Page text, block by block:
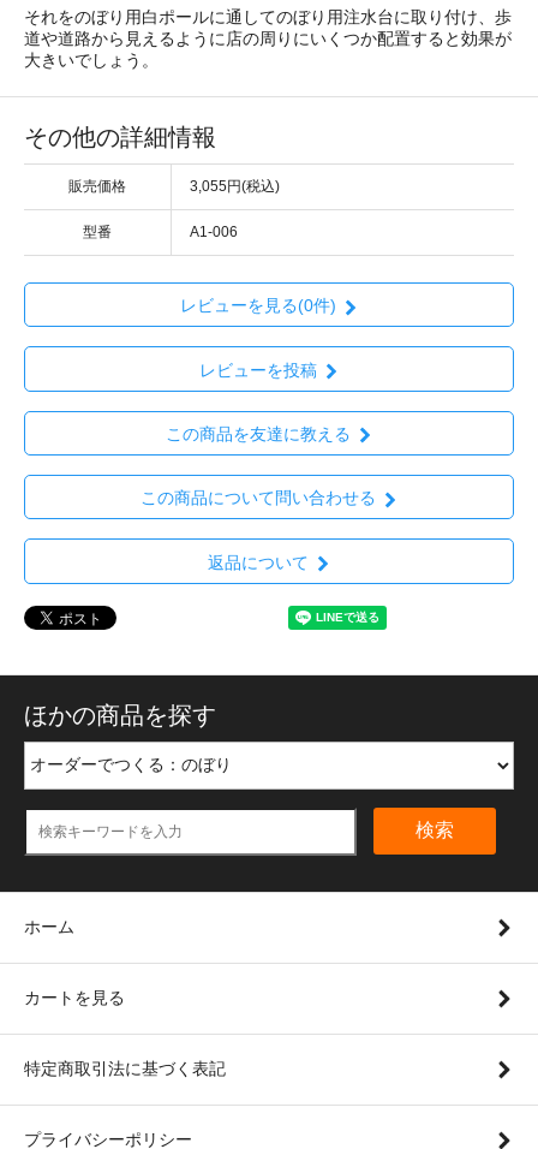
それをのぼり用白ポールに通してのぼり用注水台に取り付け、歩
道や道路から見えるように店の周りにいくつか配置すると効果が
大きいでしょう。
その他の詳細情報
販売価格 3,055円(税込)
型番 A1-006
レビューを見る(0件)
レビューを投稿
この商品を友達に教える
この商品について問い合わせる
返品について
ほかの商品を探す
検索
ホーム
カートを見る
特定商取引法に基づく表記
プライバシーポリシー